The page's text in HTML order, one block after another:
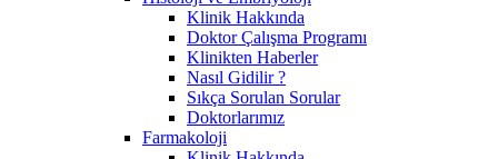
Klinik Hakkında
Doktor Çalışma Programı
Klinikten Haberler
Nasıl Gidilir ?
Sıkça Sorulan Sorular
Doktorlarımız
Farmakoloji